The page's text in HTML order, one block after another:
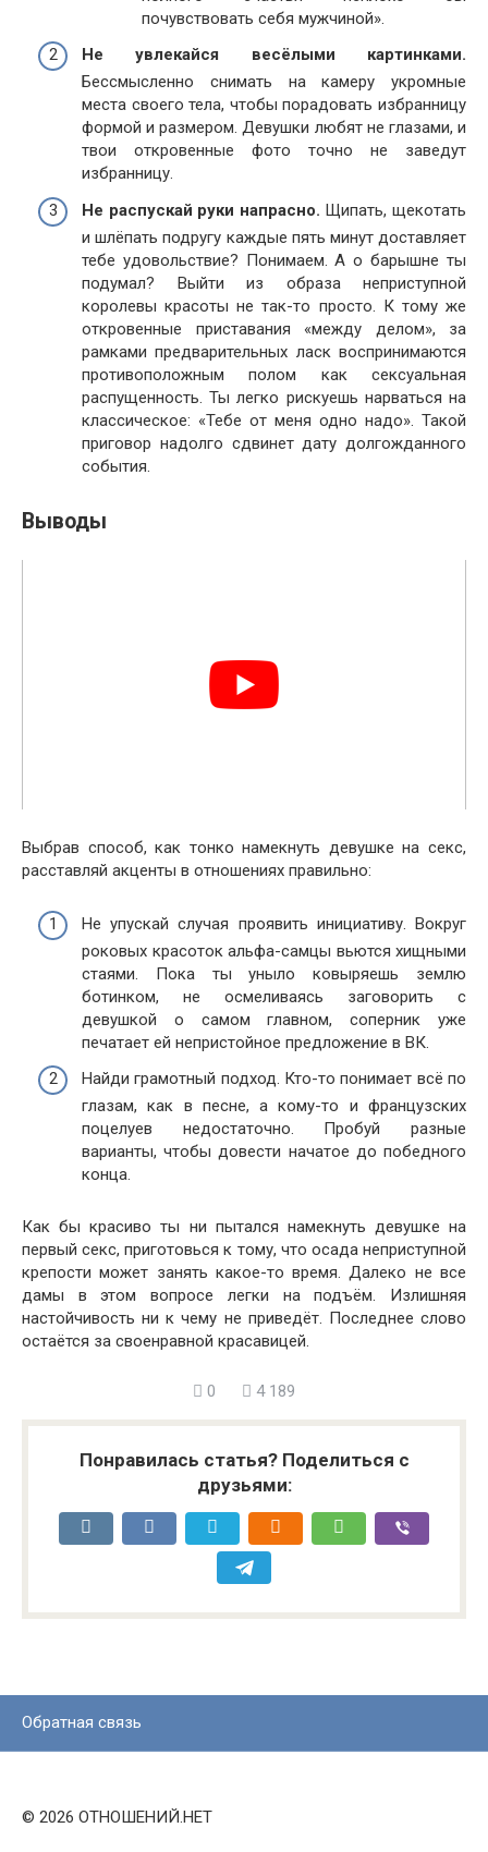
почувствовать себя мужчиной».
Не увлекайся весёлыми картинками.
Бессмысленно снимать на камеру укромные
места своего тела, чтобы порадовать избранницу
формой и размером. Девушки любят не глазами, и
твои откровенные фото точно не заведут
избранницу.
Не распускай руки напрасно. Щипать, щекотать
и шлёпать подругу каждые пять минут доставляет
тебе удовольствие? Понимаем. А о барышне ты
подумал? Выйти из образа неприступной
королевы красоты не так-то просто. К тому же
откровенные приставания «между делом», за
рамками предварительных ласк воспринимаются
противоположным полом как сексуальная
распущенность. Ты легко рискуешь нарваться на
классическое: «Тебе от меня одно надо». Такой
приговор надолго сдвинет дату долгожданного
события.
Выводы
Выбрав способ, как тонко намекнуть девушке на секс,
расставляй акценты в отношениях правильно:
Не упускай случая проявить инициативу. Вокруг
роковых красоток альфа-самцы вьются хищными
стаями. Пока ты уныло ковыряешь землю
ботинком, не осмеливаясь заговорить с
девушкой о самом главном, соперник уже
печатает ей непристойное предложение в ВК.
Найди грамотный подход. Кто-то понимает всё по
глазам, как в песне, а кому-то и французских
поцелуев недостаточно. Пробуй разные
варианты, чтобы довести начатое до победного
конца.
Как бы красиво ты ни пытался намекнуть девушке на
первый секс, приготовься к тому, что осада неприступной
крепости может занять какое-то время. Далеко не все
дамы в этом вопросе легки на подъём. Излишняя
настойчивость ни к чему не приведёт. Последнее слово
остаётся за своенравной красавицей.
0 4 189
Понравилась статья? Поделиться с
друзьями:
Обратная связь
© 2026 ОТНОШЕНИЙ.НЕТ